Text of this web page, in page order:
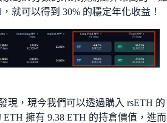
就可以得到 30% 的穩定年化收益！
現，現今我們可以透過購入 rsETH
ETH 擁有 9.38 ETH 的持倉價值，進